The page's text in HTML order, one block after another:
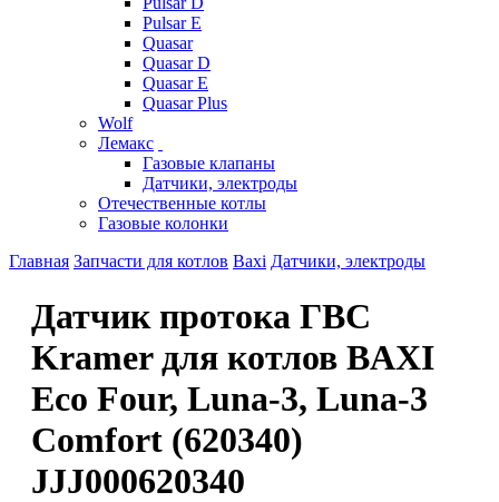
Pulsar E
Quasar
Quasar D
Quasar E
Quasar Plus
Wolf
Лемакс
Газовые клапаны
Датчики, электроды
Отечественные котлы
Газовые колонки
Главная Запчасти для котлов Baxi Датчики, электроды
Датчик протока ГВС
Kramer для котлов BAXI
Eco Four, Luna-3, Luna-3
Comfort (620340)
JJJ000620340